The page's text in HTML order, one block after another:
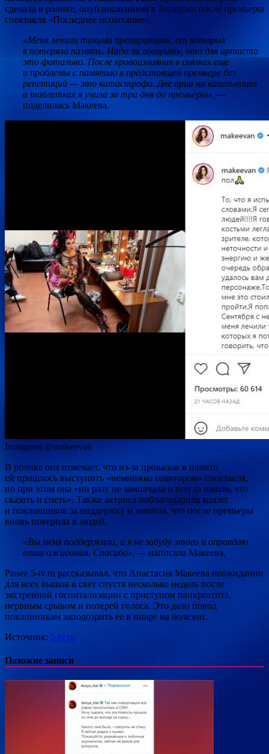
сделала в ролике, опубликованном в Instagram после премьеры
спектакля «Последнее испытание».
«Меня лечили такими препаратами, от которых
я потеряла память. Надо ли говорить, что для артиста
это фатально. После кровоизлияния в связках еще
и проблемы с памятью в предстоящей премьере без
репетиций — это катастрофа. Две арии на капельницах
и таблетках я учила за три дня до премьеры», —
поделилась Макеева.
Instagram @makeevan
В ролике она отмечает, что из-за провалов в памяти
ей пришлось выступить «немножко соавтором» спектакля,
но при этом она «ни разу не замолчала и всегда нашла, что
сказать и спеть». Также актриса поблагодарила коллег
и поклонников за поддержку и заявила, что после премьеры
вновь поверила в людей.
«Вы меня поддержали, и я не забуду этого и оправдаю
ваши ожидания. Спасибо», —написала Макеева.
Ранее 5-tv.ru рассказывал, что Анастасия Макеева неожиданно
для всех вышла в свет спустя несколько недель после
экстренной госпитализации с приступом панкреатита,
нервным срывом и потерей голоса. Это дало повод
поклонникам заподозрить ее в пиаре на болезни.
Источник: 5-tv.ru
Похожие записи